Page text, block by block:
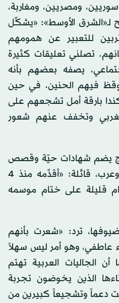
سوريين، ومصريين، ومغاربة،
لـ«الشرق الأوسط»: «يشكِّل
للتعبير عن همومهم
تصلني تعليقات كثيرة
يصفه بعضهم بأنه
فيهم الحنين، في حين
بارقة أمل تشجعهم على
وتخفف عنهم شعور
يضم شهادات حيّة وقصص
نجاح لمغتربين لبنانيين وعرب، قائلة: «أقدِّمه منذ 4
قليلة على ختام موسمه
ترد: «شعرت بأنهم
عاطفي، وهو أمر ليس سهلاً
الجاليات العربية تهتم
الذين يخوضون تجربة
دعماً وتشجيعاً كبيرين من